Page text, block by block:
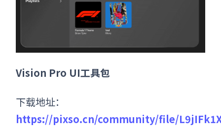
Vision Pro UI工具包
下载地址：
https://pixso.cn/community/file/